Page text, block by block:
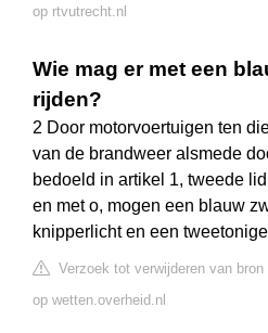
op rtvutrecht.nl
Wie mag er met een
rijden?
2 Door motorvoertuigen ten
van de brandweer alsmede
bedoeld in artikel 1, tweede
en met o, mogen een blauw
knipperlicht en een
Verzoek tot verwijderen van bron
op wetten.overheid.nl